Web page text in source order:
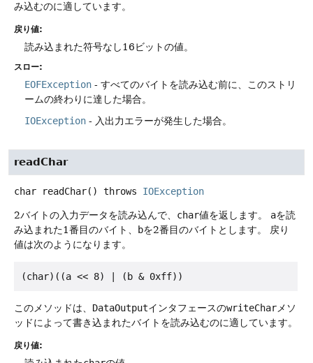
み込むのに適しています。
戻り値:
読み込まれた符号なし16ビットの値。
スロー:
EOFException - すべてのバイトを読み込む前に、このストリ
ームの終わりに達した場合。
IOException - 入出力エラーが発生した場合。
readChar
char readChar() throws IOException
2バイトの入力データを読み込んで、 char値を返します。 aを読
み込まれた1番目のバイト、 bを2番目のバイトとします。
戻り
値は次のようになります。
このメソッドは、 DataOutputインタフェースのwriteChar メソ
ッドによって書き込まれたバイトを読み込むのに適しています。
戻り値: